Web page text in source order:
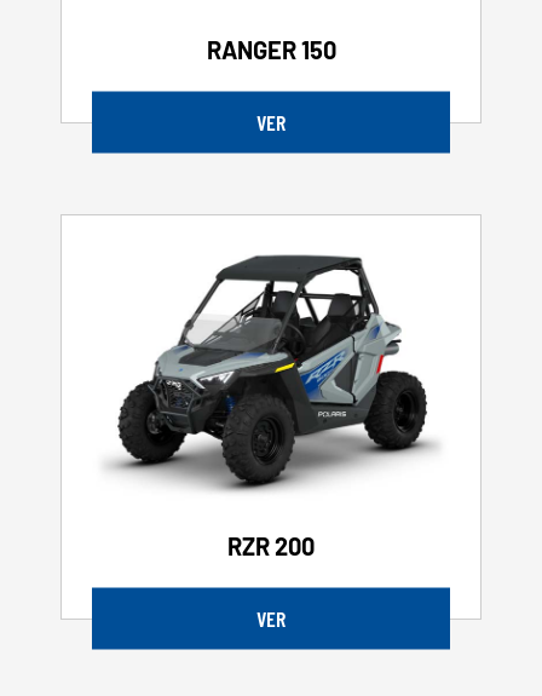
RANGER 150
VER
RZR 200
VER